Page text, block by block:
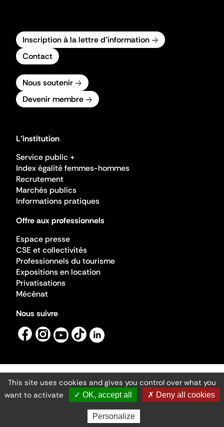
Inscription à la lettre d'information
Contact
Nous soutenir
Devenir membre
L'institution
Service public +
Index égalité femmes-hommes
Recrutement
Marchés publics
Informations pratiques
Offre aux professionnels
Espace presse
CSE et collectivités
Professionnels du tourisme
Expositions en location
Privatisations
Mécénat
Nous suivre
Mentions légales
Gestion des cookies
Accessibilité numérique
Ministère de la Culture ©2026
- Cité de l'architecture et du patrimoine
This site uses cookies and gives you control over what you
want to activate
✓ OK, accept all ✗ Deny all cookies
Personalize